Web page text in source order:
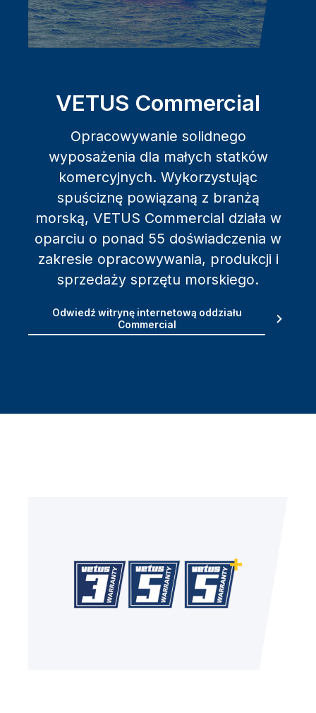
VETUS Commercial
Opracowywanie solidnego
wyposażenia dla małych statków
komercyjnych. Wykorzystując
spuściznę powiązaną z branżą
morską, VETUS Commercial działa w
oparciu o ponad 55 doświadczenia w
zakresie opracowywania, produkcji i
sprzedaży sprzętu morskiego.
Odwiedź witrynę internetową oddziału
Commercial